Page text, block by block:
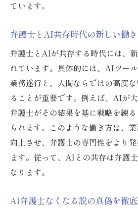
ています。
弁護士とAI共存時代の新しい働
弁護士とAIが共存する時代には、
れています。具体的には、AIツー
業務遂行と、人間ならではの高度
ることが重要です。例えば、AIが大
弁護士がその結果を基に戦略を練
られます。このような働き方は、
向上させ、弁護士の専門性をより
ます。従って、AIとの共存は弁護
なります。
AI弁護士なくなる説の真偽を徹